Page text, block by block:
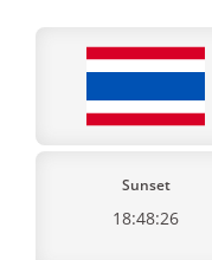
Sunset
18:48:26